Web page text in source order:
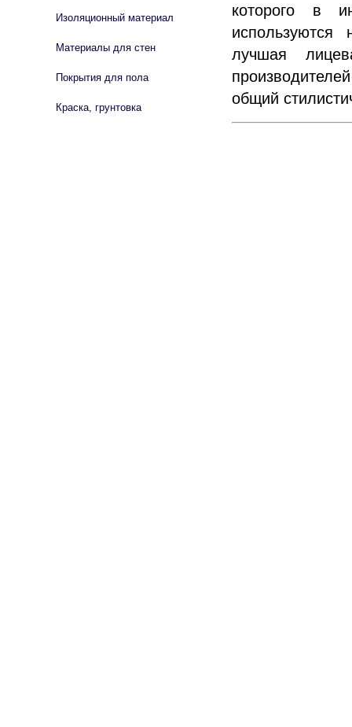
которого в
лучшая
общий
Изоляционный материал
Материалы для стен
Покрытия для пола
Краска, грунтовка